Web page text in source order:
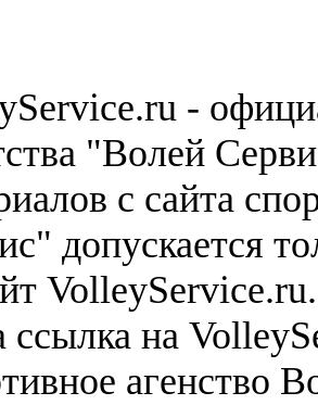
-
"Волей
с сайта
допускается
ссылка на
агенство